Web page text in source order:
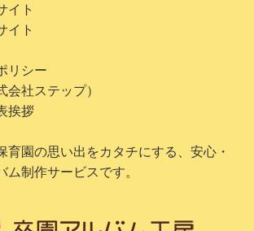
イト
イト
リシー
会社ステップ）
挨拶
育園の思い出をカタチにする、安心・
ム制作サービスです。